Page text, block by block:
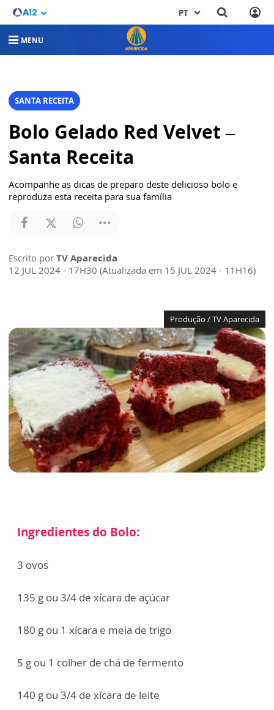
PT
MENU
SANTA RECEITA
Bolo Gelado Red Velvet –
Santa Receita
Acompanhe as dicas de preparo deste delicioso bolo e
reproduza esta receita para sua família
Escrito por TV Aparecida
12 JUL 2024 - 17H30 (Atualizada em 15 JUL 2024 - 11H16)
Produção / TV Aparecida
Ingredientes do Bolo:
3 ovos
135 g ou 3/4 de xícara de açúcar
180 g ou 1 xícara e meia de trigo
5 g ou 1 colher de chá de fermento
140 g ou 3/4 de xícara de leite